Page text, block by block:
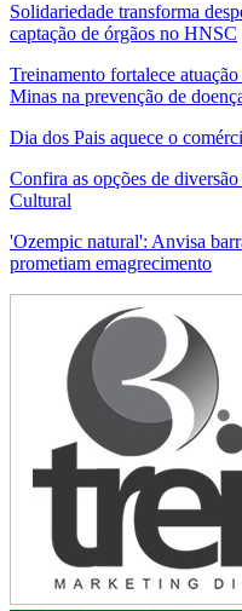
Solidariedade transforma
captação de órgãos no HNSC
Treinamento fortalece
Minas na prevenção de
Dia dos Pais aquece o
Confira as opções de
Cultural
'Ozempic natural': Anvisa
prometiam emagrecimento